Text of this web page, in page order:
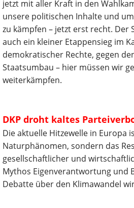
jetzt mit aller Kraft in den
unsere politischen Inhalte und
zu kämpfen – jetzt erst recht. Der
auch ein kleiner Etappensieg im
demokratischer Rechte, gegen
Staatsumbau – hier müssen wir
weiterkämpfen.
DKP droht kaltes
Die aktuelle Hitzewelle in Europa
Naturphänomen, sondern das
gesellschaftlicher und
Mythos Eigenverantwortung und
Debatte über den Klimawandel